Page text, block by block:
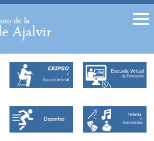
Facebook